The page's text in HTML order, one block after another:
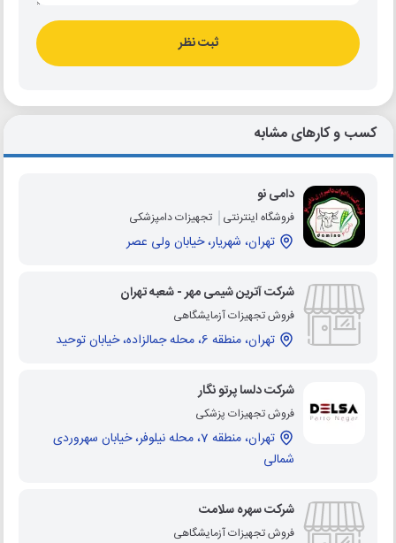
ثبت نظر
کسب و کارهای مشابه
دامی نو
فروشگاه اینترنتی تجهیزات دامپزشکی
تهران، شهریار، خیابان ولی عصر
شرکت آترین شیمی مهر - شعبه تهران
فروش تجهیزات آزمایشگاهی
تهران، منطقه 6، محله جمالزاده، خیابان توحید
شرکت دلسا پرتو نگار
فروش تجهیزات پزشکی
تهران، منطقه 7، محله نیلوفر، خیابان سهروردی
شمالی
شرکت سهره سلامت
فروش تجهیزات آزمایشگاهی